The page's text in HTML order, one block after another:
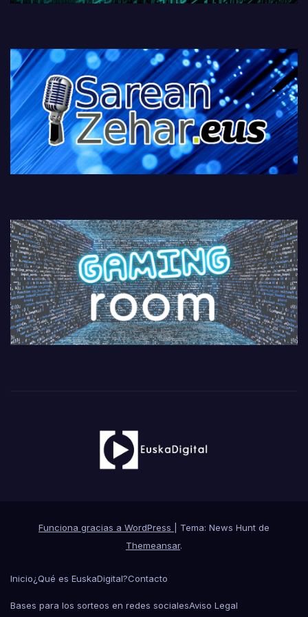
Funciona gracias a WordPress
Tema: News Hunt de
Themeansar.
Inicio¿Qué es EuskaDigital?Contacto
Bases para los sorteos en redes socialesAviso Legal